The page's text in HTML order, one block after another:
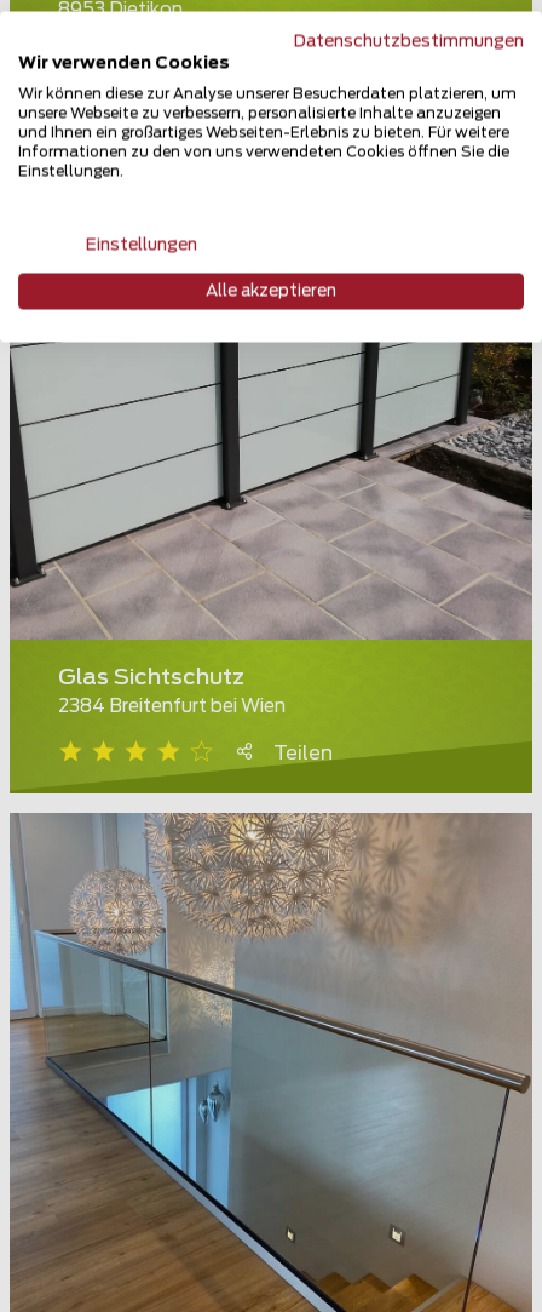
8953 Dietikon
Glas Sichtschutz
2384 Breitenfurt bei Wien
Teilen
Datenschutzbestimmungen
Wir verwenden Cookies
Wir können diese zur Analyse unserer Besucherdaten platzieren, um
unsere Webseite zu verbessern, personalisierte Inhalte anzuzeigen
und Ihnen ein großartiges Webseiten-Erlebnis zu bieten. Für weitere
Informationen zu den von uns verwendeten Cookies öffnen Sie die
Einstellungen.
Einstellungen
Alle akzeptieren